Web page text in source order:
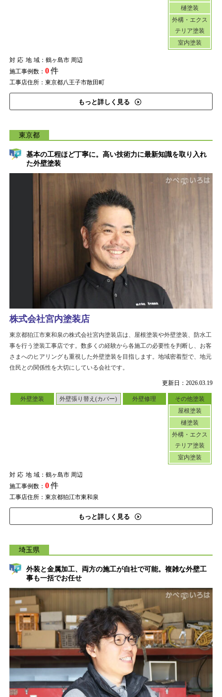
樋塗装
外構・エクス
テリア塗装
室内塗装
対応地域：鶴ヶ島市 周辺
施工事例数： 0件
工事店住所：東京都八王子市散田町
もっと詳しく見る
東京都
基本の工程ほど丁寧に。高い技術力に最新知識を取り入れ
た外壁塗装
更新日：2026.03.19
外壁塗装 外壁張り替え(カバー) 外壁修理
その他塗装
屋根塗装
樋塗装
外構・エクス
テリア塗装
室内塗装
対応地域：鶴ヶ島市 周辺
施工事例数： 0件
工事店住所：東京都狛江市東和泉
もっと詳しく見る
株式会社宮内塗装店
東京都狛江市東和泉の株式会社宮内塗装店は、屋根塗装や外壁塗装、防水工
事を行う塗装工事店です。数多くの経験から各施工の必要性を判断し、お客
さまへのヒアリングも重視した外壁塗装を目指します。地域密着型で、地元
住民との関係性を大切にしている会社です。
埼玉県
外装と金属加工、両方の施工が自社で可能。複雑な外壁工
事も一括でお任せ